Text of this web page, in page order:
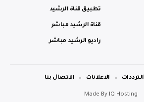
تطبيق قناة الرشيد
قناة الرشيد مباشر
راديو الرشيد مباشر
Made By IQ Hosting
الترددات الاعلانات الاتصال بنا